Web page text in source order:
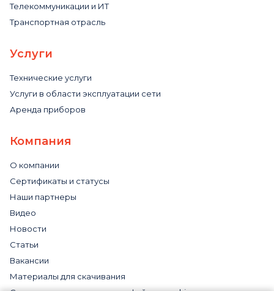
Телекоммуникации и ИТ
Транспортная отрасль
Услуги
Технические услуги
Услуги в области эксплуатации сети
Аренда приборов
Компания
О компании
Сертификаты и статусы
Наши партнеры
Видео
Новости
Статьи
Вакансии
Материалы для скачивания